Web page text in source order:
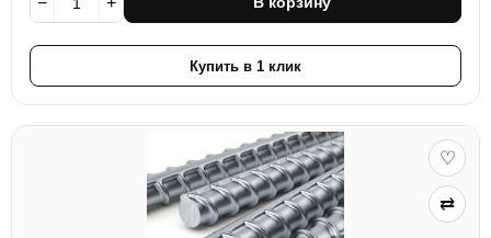
Купить в 1 клик
♡
⇄